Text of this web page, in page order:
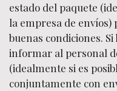
estado del paquete
la empresa de
buenas condiciones.
informar al personal
(idealmente si es
conjuntamente con